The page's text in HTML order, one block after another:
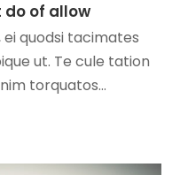
do of allow
ei quodsi tacimates
ut. Te cule tation
torquatos…